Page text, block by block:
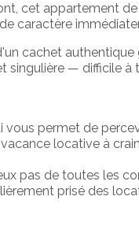
cet appartement
caractère
cachet
singulière — difficile à
permet de
locative à
pas de toutes les
prisé des